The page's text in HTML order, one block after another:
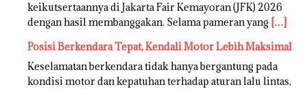
keikutsertaannya di Jakarta Fair Kemayoran (JFK) 2026
dengan hasil membanggakan. Selama pameran yang […]
Posisi Berkendara Tepat, Kendali Motor Lebih Maksimal
Keselamatan berkendara tidak hanya bergantung pada
kondisi motor dan kepatuhan terhadap aturan lalu lintas,